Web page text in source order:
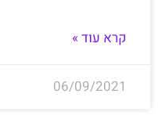
קרא עוד »
06/09/2021